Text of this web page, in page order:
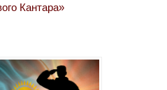
Кантара»